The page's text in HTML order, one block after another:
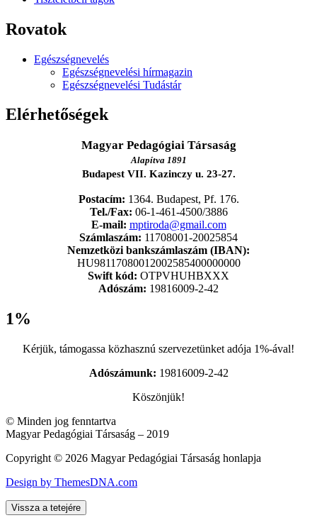
Rovatok
Egészségnevelés
Egészségnevelési hírmagazin
Egészségnevelési Tudástár
Elérhetőségek
Magyar Pedagógiai Társaság
Alapítva 1891
Budapest VII. Kazinczy u. 23-27.
Postacím: 1364. Budapest, Pf. 176.
Tel./Fax: 06-1-461-4500/3886
E-mail: mptiroda@gmail.com
Számlaszám: 11708001-20025854
Nemzetközi bankszámlaszám (IBAN):
HU98117080012002585400000000
Swift kód: OTPVHUHBXXX
Adószám: 19816009-2-42
1%
Kérjük, támogassa közhasznú szervezetünket adója 1%-ával!
Adószámunk: 19816009-2-42
Köszönjük!
© Minden jog fenntartva
Magyar Pedagógiai Társaság – 2019
Copyright © 2026 Magyar Pedagógiai Társaság honlapja
Design by ThemesDNA.com
Vissza a tetejére